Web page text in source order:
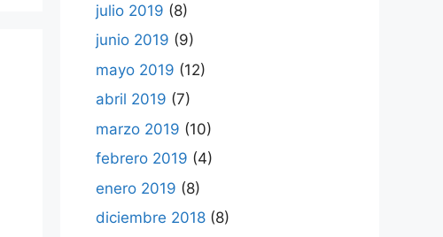
julio 2019 (8)
junio 2019 (9)
mayo 2019 (12)
abril 2019 (7)
marzo 2019 (10)
febrero 2019 (4)
enero 2019 (8)
diciembre 2018 (8)